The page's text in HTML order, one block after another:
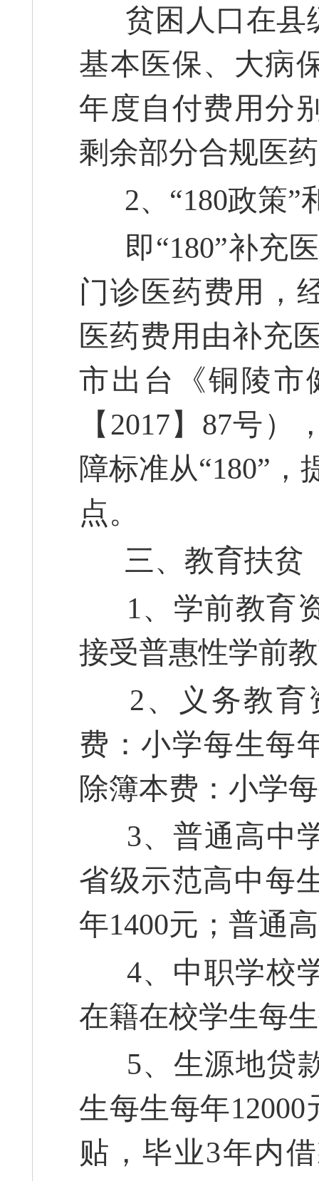
贫困人口在县
基本医保、大病
年度自付费用分
剩余部分合规医
2、“180政策”
即“180”补充
门诊医药费用，
医药费用由补充
市出台《铜陵市
【2017】87号
障标准从“180”，
点。
三、教育扶贫
1、学前教育
接受普惠性学前
2、义务教育
费：小学每生每
除簿本费：小学
3、普通高中
省级示范高中每
年1400元；普通
4、中职学校
在籍在校学生每
5、生源地贷
生每生每年
贴，毕业3年内